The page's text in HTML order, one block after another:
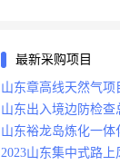
最新采购项目
山东章高线天然气项
山东出入境边防检
项目招标中标
山东裕龙岛炼化一体
2023山东集中式路